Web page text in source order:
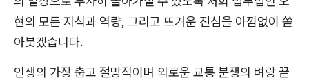
현의 모든 지식과 역량, 그리고 뜨거운 진심을 아낌없이 쏟
아붓겠습니다.
인생의 가장 춥고 절망적이며 외로운 교통 분쟁의 벼랑 끝